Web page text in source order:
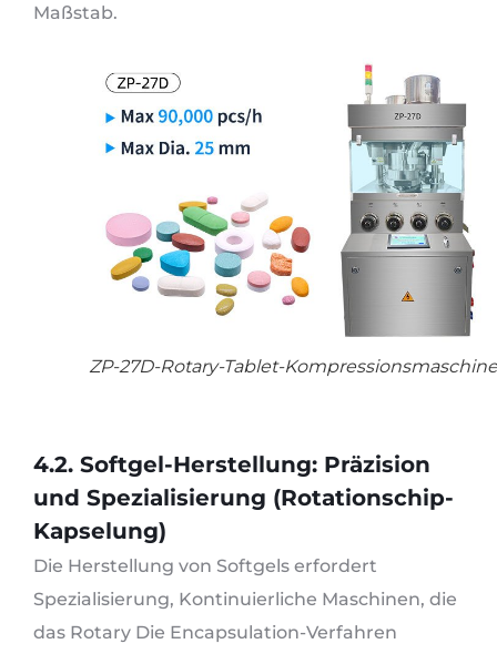
Maßstab.
ZP-27D-Rotary-Tablet-Kompressionsmaschine
4.2. Softgel-Herstellung: Präzision
und Spezialisierung (Rotationschip-
Kapselung)
Die Herstellung von Softgels erfordert
Spezialisierung, Kontinuierliche Maschinen, die
das Rotary Die Encapsulation-Verfahren